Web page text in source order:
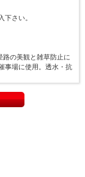
下さい。
路の美観と雑草防止に
事場に使用。透水・抗